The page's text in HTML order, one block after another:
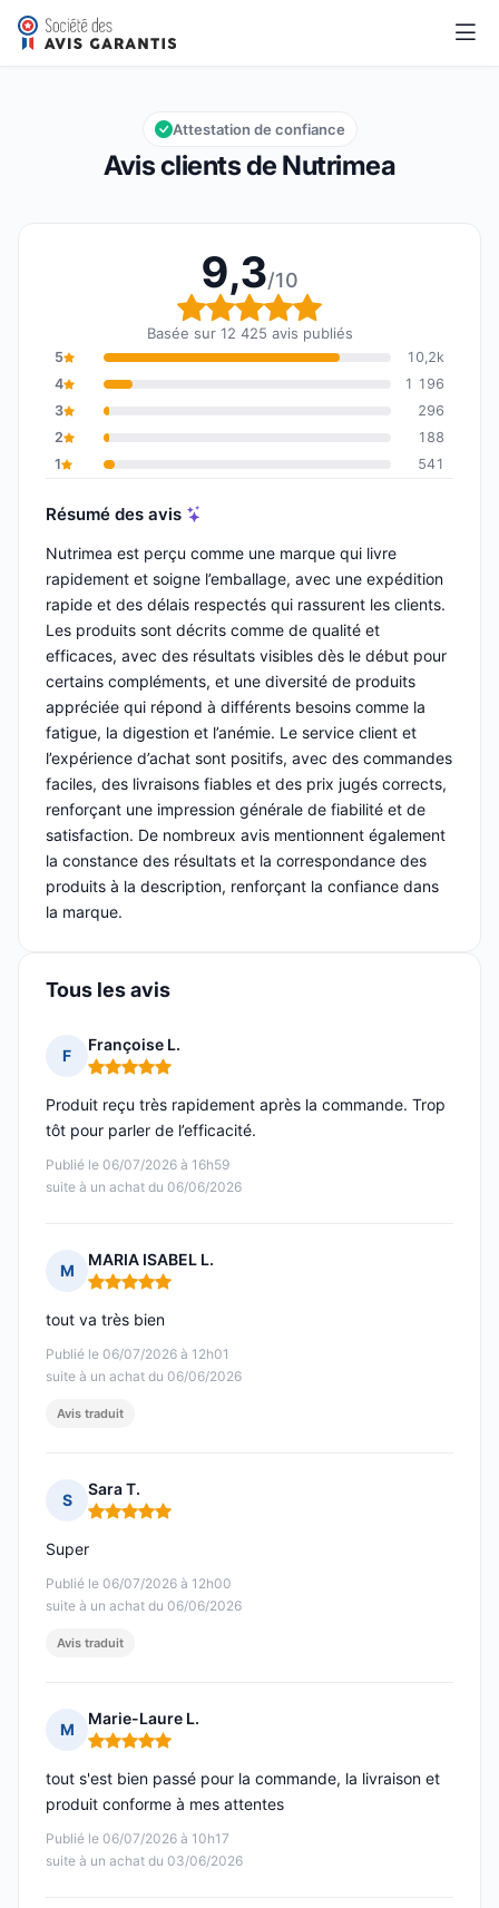
Nutrimea
Note globale : 9,3 sur 10
9,3/10
Avis clients de Nutrimea
Attestation de confiance
9,3/10
Note globale : 9,3 sur
Basée sur 12 425 avis publiés
5
10,2k
4
1 196
3
296
2
188
1
541
Résumé des avis
Nutrimea est perçu comme une marque qui livre
rapidement et soigne l’emballage, avec une expédition
rapide et des délais respectés qui rassurent les clients.
Les produits sont décrits comme de qualité et
efficaces, avec des résultats visibles dès le début pour
certains compléments, et une diversité de produits
appréciée qui répond à différents besoins comme la
fatigue, la digestion et l’anémie. Le service client et
l’expérience d’achat sont positifs, avec des commandes
faciles, des livraisons fiables et des prix jugés corrects,
renforçant une impression générale de fiabilité et de
satisfaction. De nombreux avis mentionnent également
la constance des résultats et la correspondance des
produits à la description, renforçant la confiance dans
la marque.
Tous les avis
F
Françoise L.
Note : 5 sur 5
Publié le 06/07/2026 à 16h59
suite à un achat du 06/06/2026
Produit reçu très rapidement après la commande. Trop
tôt pour parler de l’efficacité.
M
MARIA ISABEL L.
Note : 5 sur 5
Publié le 06/07/2026 à 12h01
suite à un achat du 06/06/2026
tout va très bien
Avis traduit
S
Sara T.
Note : 5 sur 5
Publié le 06/07/2026 à 12h00
suite à un achat du 06/06/2026
Super
Avis traduit
M
Marie-Laure L.
Note : 5 sur 5
Publié le 06/07/2026 à 10h17
suite à un achat du 03/06/2026
tout s'est bien passé pour la commande, la livraison et
produit conforme à mes attentes